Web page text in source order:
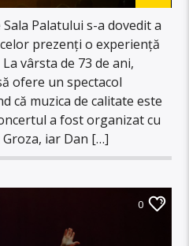
Palatului s-a dovedit a
prezenți o experiență
vârsta de 73 de ani,
ofere un spectacol
că muzica de calitate este
a fost organizat cu
iar Dan […]
0